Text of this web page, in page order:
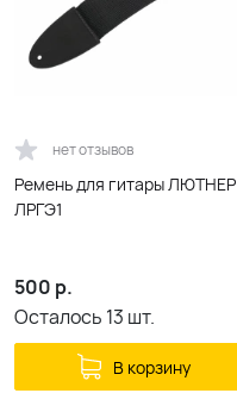
нет отзывов
Ремень для гитары ЛЮТНЕР
ЛРГЭ1
500 р.
Осталось 13 шт.
В корзину